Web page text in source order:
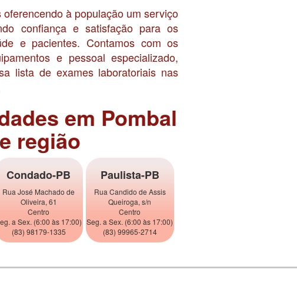
à população um serviço
confiança e satisfação para os
e pacientes. Contamos com os
e pessoal especializado,
lista de exames laboratoriais nas
em Pombal
e região
Condado-PB
Rua José Machado de
Oliveira, 61
Centro
a Sex. (6:00 às 17:00)
(83) 98179-1335
Paulista-PB
Rua Candido de Assis
Queiroga, s/n
Centro
Seg. a Sex. (6:00 às 17:00)
(83) 99965-2714